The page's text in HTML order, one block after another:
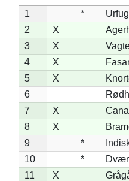
1 *
2
X
3
X
4
X
5
X
6
7
X
8
X
9
*
10
*
11
X